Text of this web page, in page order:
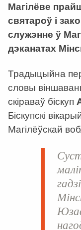
Магілёве
святароў і
служэнне ў
дэканатах
Традыцыйна
словы
скіраваў біскуп
Біскупскі
Магілёўскай